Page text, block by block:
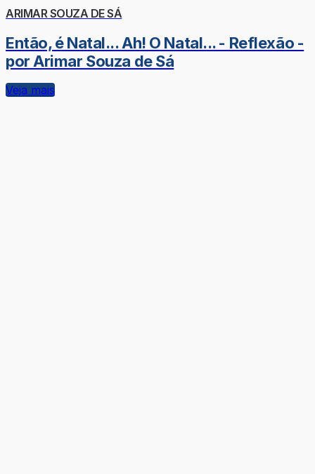
ARIMAR SOUZA DE SÁ
Então, é Natal... Ah! O Natal... - Reflexão -
por Arimar Souza de Sá
Veja mais